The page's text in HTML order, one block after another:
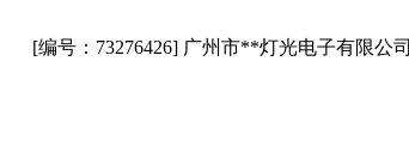
[编号：73276426] 广州市**灯光电子有限公司